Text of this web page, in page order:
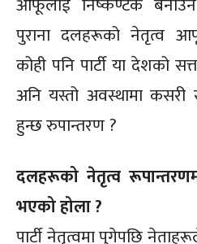
पुराना दलहरूको नेतृत्व
कोही पनि पार्टी या देशको
अनि यस्तो अवस्थामा
हुन्छ रुपान्तरण ?
दलहरूको नेतृत्व
भएको होला ?
पार्टी नेतृत्वमा पुगेपछि